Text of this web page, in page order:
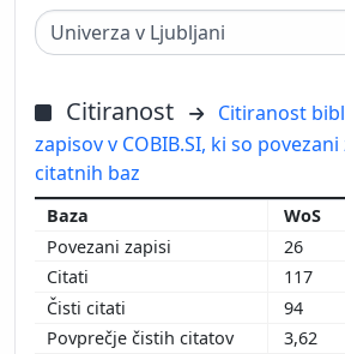
Citiranost
Citiranost
zapisov v COBIB.SI, ki so povezani
citatnih baz
WoS
26
117
94
3,62